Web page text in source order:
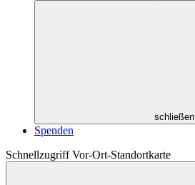
schließen
Spenden
Schnellzugriff Vor-Ort-Standortkarte